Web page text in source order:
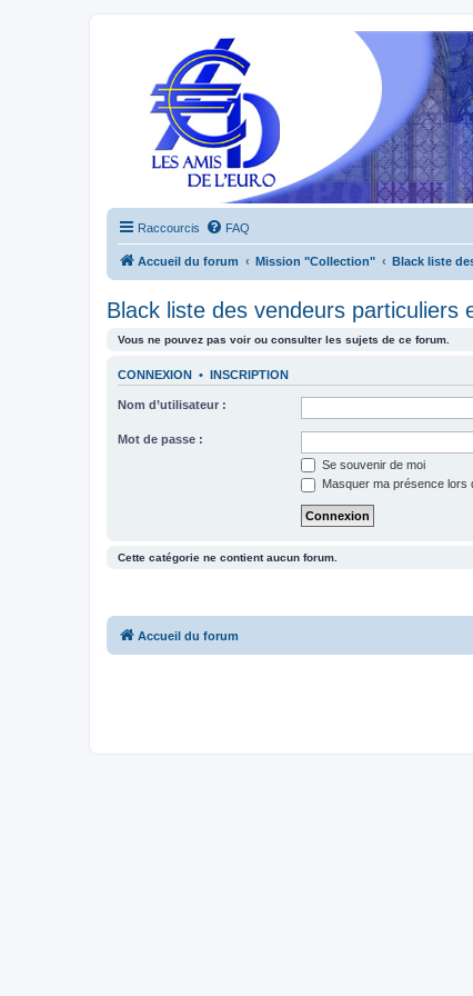
Raccourcis FAQ
Accueil du forum Mission "Collection" Black liste
Black liste des vendeurs particuliers
Vous ne pouvez pas voir ou consulter les sujets de ce forum.
CONNEXION • INSCRIPTION
Nom d’utilisateur :
Mot de passe :
Se souvenir de moi
Masquer ma présence lors
Cette catégorie ne contient aucun forum.
Accueil du forum